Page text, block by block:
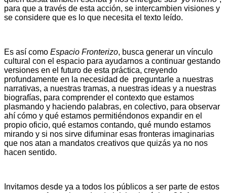
para que a través de esta acción, se intercambien visiones y
se considere que es lo que necesita el texto leído.
Es así como Espacio Fronterizo, busca generar un vínculo
cultural con el espacio para ayudarnos a continuar gestando
versiones en el futuro de esta práctica, creyendo
profundamente en la necesidad de preguntarle a nuestras
narrativas, a nuestras tramas, a nuestras ideas y a nuestras
biografías, para comprender el contexto que estamos
plasmando y haciendo palabras, en colectivo, para observar
ahí cómo y qué estamos permitiéndonos expandir en el
propio oficio, qué estamos contando, qué mundo estamos
mirando y si nos sirve difuminar esas fronteras imaginarias
que nos atan a mandatos creativos que quizás ya no nos
hacen sentido.
Invitamos desde ya a todos los públicos a ser parte de estos